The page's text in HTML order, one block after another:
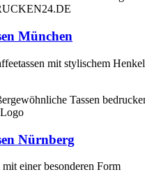
München
mit stylischem Henkel
Nürnberg
mit einer besonderen Form